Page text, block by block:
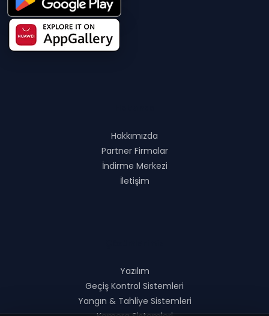
Hakkımızda
Partner Firmalar
İndirme Merkezi
İletişim
Yazılım
Geçiş Kontrol Sistemleri
Yangın & Tahliye Sistemleri